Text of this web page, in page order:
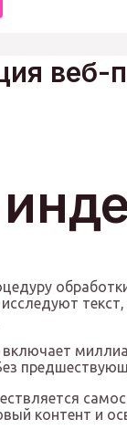
контент и